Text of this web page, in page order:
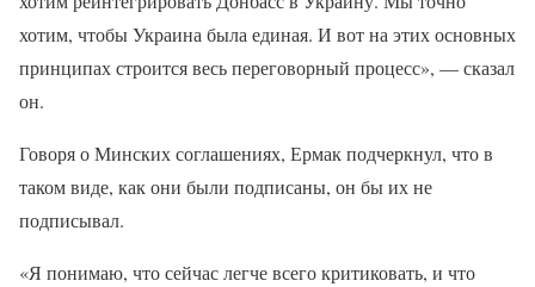
хотим, чтобы Украина была единая. И вот на этих основных
принципах строится весь переговорный процесс», — сказал
он.
Говоря о Минских соглашениях, Ермак подчеркнул, что в
таком виде, как они были подписаны, он бы их не
подписывал.
«Я понимаю, что сейчас легче всего критиковать, и что